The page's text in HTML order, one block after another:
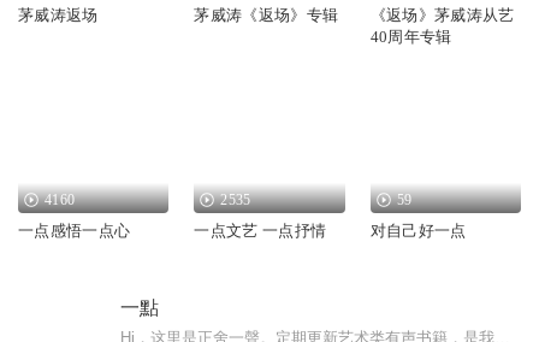
茅威涛返场 茅威涛《返场》专辑
《返场》茅威涛从艺
40周年专辑
4160
一点感悟一点心
2535
一点文艺 一点抒情
59
对自己好一点
一點